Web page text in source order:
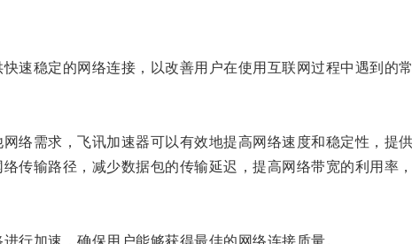
稳定的网络连接，以改善用户在使用互联网过程中遇到的常
需求，飞讯加速器可以有效地提高网络速度和稳定性，提供
输路径，减少数据包的传输延迟，提高网络带宽的利用率，
加速，确保用户能够获得最佳的网络连接质量。